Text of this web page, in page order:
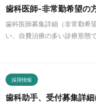
歯科医師-非常勤希望の
歯科医師募集詳細（非常勤希
い、自費治療の多い診療形態
採用情報
歯科助手、受付募集詳